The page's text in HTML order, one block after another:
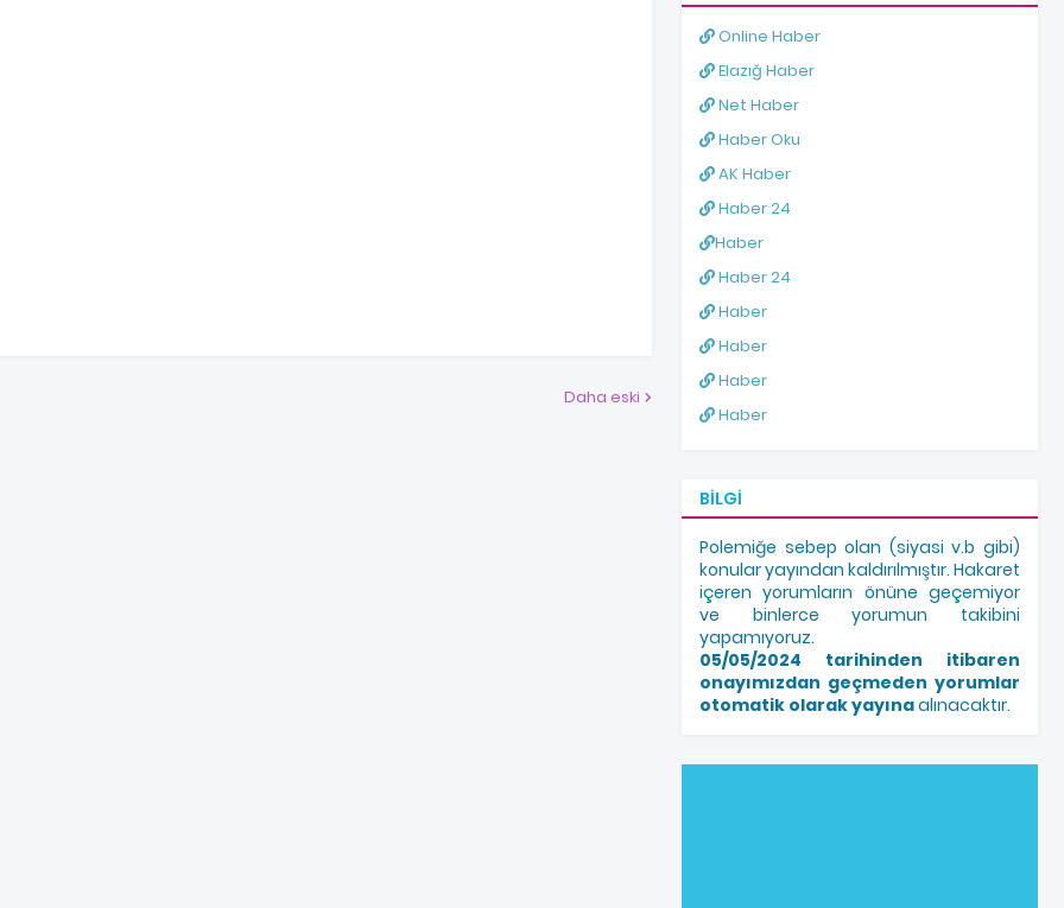
Daha eski
Online Haber
Elazığ Haber
Net Haber
Haber Oku
AK Haber
Haber 24
Haber
Haber 24
Haber
Haber
Haber
Haber
BILGI
Polemiğe sebep olan (siyasi v.b gibi)
konular yayından kaldırılmıştır. Hakaret
içeren yorumların önüne geçemiyor
ve binlerce yorumun takibini
yapamıyoruz.
05/05/2024 tarihinden itibaren
onayımızdan geçmeden yorumlar
otomatik olarak yayınaalınacaktır.